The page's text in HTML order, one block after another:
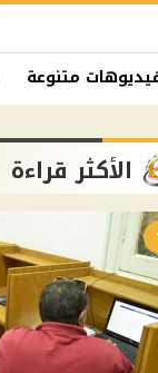
متنوعة
الأكثر قراءة